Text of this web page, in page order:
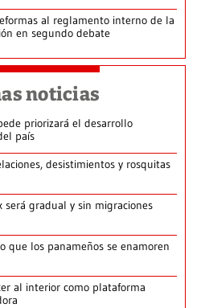
al reglamento interno de la
en segundo debate
noticias
priorizará el desarrollo
país
desistimientos y rosquitas
será gradual y sin migraciones
que los panameños se enamoren
al interior como plataforma